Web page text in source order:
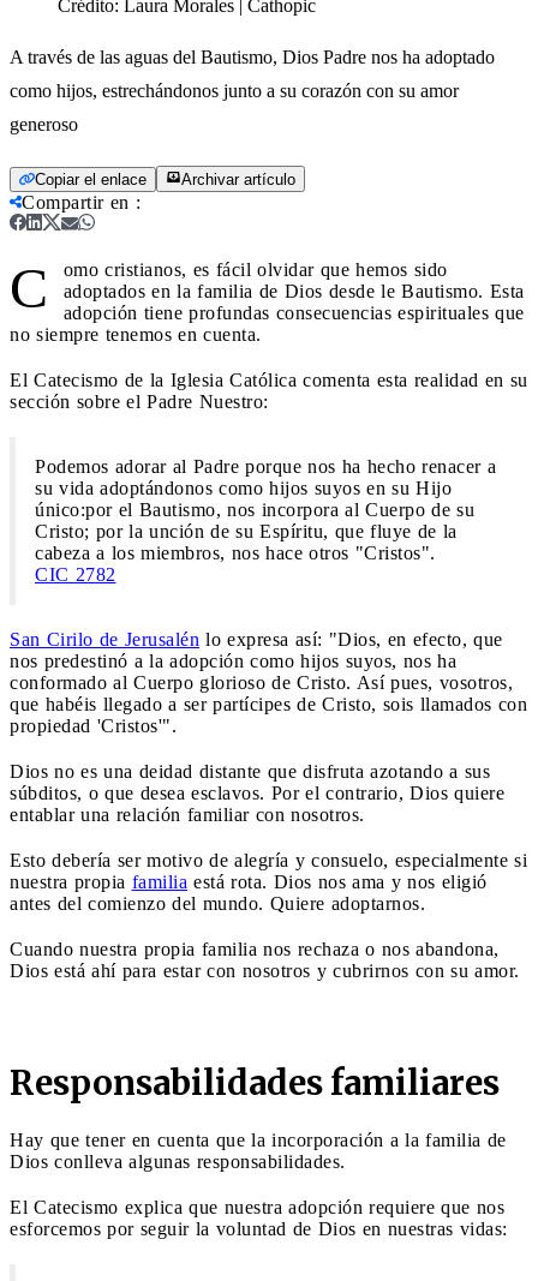
Crédito: Laura Morales | Cathopic
A través de las aguas del Bautismo, Dios Padre nos ha adoptado
como hijos, estrechándonos junto a su corazón con su amor
generoso
Copiar el enlace Archivar artículo
Compartir en :
C
omo cristianos, es fácil olvidar que hemos sido
adoptados en la familia de Dios desde le Bautismo. Esta
adopción tiene profundas consecuencias espirituales que
no siempre tenemos en cuenta.
El Catecismo de la Iglesia Católica comenta esta realidad en su
sección sobre el Padre Nuestro:
Podemos adorar al Padre porque nos ha hecho renacer a
su vida adoptándonos como hijos suyos en su Hijo
único:por el Bautismo, nos incorpora al Cuerpo de su
Cristo; por la unción de su Espíritu, que fluye de la
cabeza a los miembros, nos hace otros "Cristos".
CIC 2782
San Cirilo de Jerusalén lo expresa así: "Dios, en efecto, que
nos predestinó a la adopción como hijos suyos, nos ha
conformado al Cuerpo glorioso de Cristo. Así pues, vosotros,
que habéis llegado a ser partícipes de Cristo, sois llamados con
propiedad 'Cristos'".
Dios no es una deidad distante que disfruta azotando a sus
súbditos, o que desea esclavos. Por el contrario, Dios quiere
entablar una relación familiar con nosotros.
Esto debería ser motivo de alegría y consuelo, especialmente si
nuestra propia familia está rota. Dios nos ama y nos eligió
antes del comienzo del mundo. Quiere adoptarnos.
Cuando nuestra propia familia nos rechaza o nos abandona,
Dios está ahí para estar con nosotros y cubrirnos con su amor.
Responsabilidades familiares
Hay que tener en cuenta que la incorporación a la familia de
Dios conlleva algunas responsabilidades.
El Catecismo explica que nuestra adopción requiere que nos
esforcemos por seguir la voluntad de Dios en nuestras vidas: